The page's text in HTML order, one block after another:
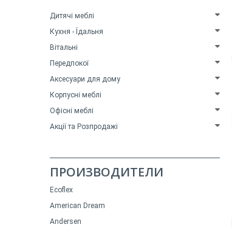
Дитячі меблі
Кухня - Їдальня
Вітальні
Передпокої
Аксесуари для дому
Корпусні меблі
Офісні меблі
Акції та Розпродажі
ПРОИЗВОДИТЕЛИ
Ecoflex
American Dream
Andersen